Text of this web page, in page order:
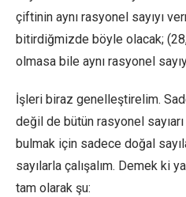
çiftinin aynı rasyonel sayıyı
bitirdiğmizde böyle olacak;
olmasa bile aynı rasyonel
İşleri biraz genelleştirelim.
değil de bütün rasyonel
bulmak için sadece doğal
sayılarla çalışalım. Demek ki
tam olarak şu: